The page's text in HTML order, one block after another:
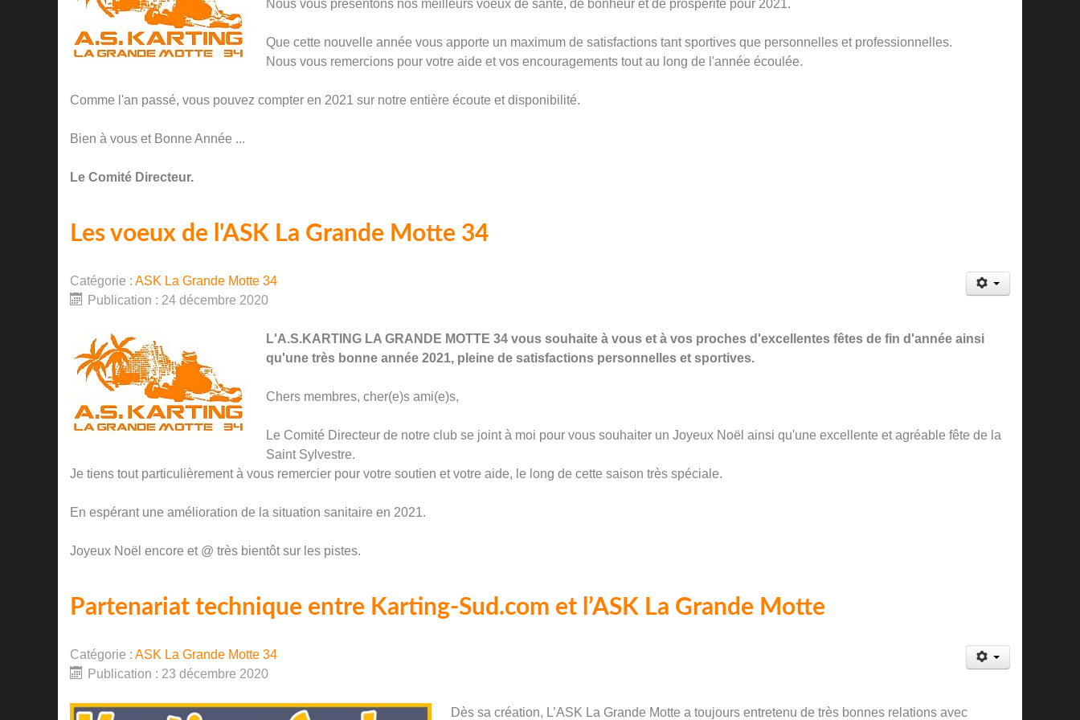
Nous vous présentons nos meilleurs voeux de santé, de bonheur et de prospérité pour 2021.
Que cette nouvelle année vous apporte un maximum de satisfactions tant sportives que personnelles et professionnelles.
Nous vous remercions pour votre aide et vos encouragements tout au long de l'année écoulée.
Comme l'an passé, vous pouvez compter en 2021 sur notre entière écoute et disponibilité.
Bien à vous et Bonne Année ...
Le Comité Directeur.
Les voeux de l'ASK La Grande Motte 34
Catégorie : ASK La Grande Motte 34
Publication : 24 décembre 2020
L'A.S.KARTING LA GRANDE MOTTE 34 vous souhaite à vous et à vos proches d'excellentes fêtes de fin d'année ainsi
qu'une très bonne année 2021, pleine de satisfactions personnelles et sportives.
Chers membres, cher(e)s ami(e)s,
Le Comité Directeur de notre club se joint à moi pour vous souhaiter un Joyeux Noël ainsi qu'une excellente et agréable fête de la
Saint Sylvestre.
Je tiens tout particulièrement à vous remercier pour votre soutien et votre aide, le long de cette saison très spéciale.
En espérant une amélioration de la situation sanitaire en 2021.
Joyeux Noël encore et @ très bientôt sur les pistes.
Partenariat technique entre Karting-Sud.com et l’ASK La Grande Motte
Catégorie : ASK La Grande Motte 34
Publication : 23 décembre 2020
Dès sa création, L’ASK La Grande Motte a toujours entretenu de très bonnes relations avec